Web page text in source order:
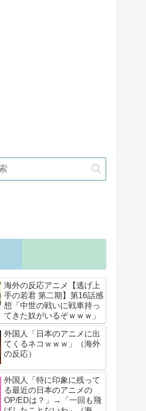
海外の反応アニメ【逃げ上
手の若君 第二期】第16話感
想「中世の戦いに戦車持っ
てきた奴がいるぞｗｗｗ」
外国人「日本のアニメに出
てくるネコｗｗｗ」（海外
の反応）
外国人「特に印象に残って
る最近の日本のアニメの
OP/EDは？」→「一回も飛